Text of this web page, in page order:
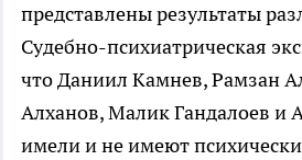
представлены результаты
Судебно-психиатрическая
что Даниил Камнев, Рамзан
Алханов, Малик Гандалоев и
имели и не имеют